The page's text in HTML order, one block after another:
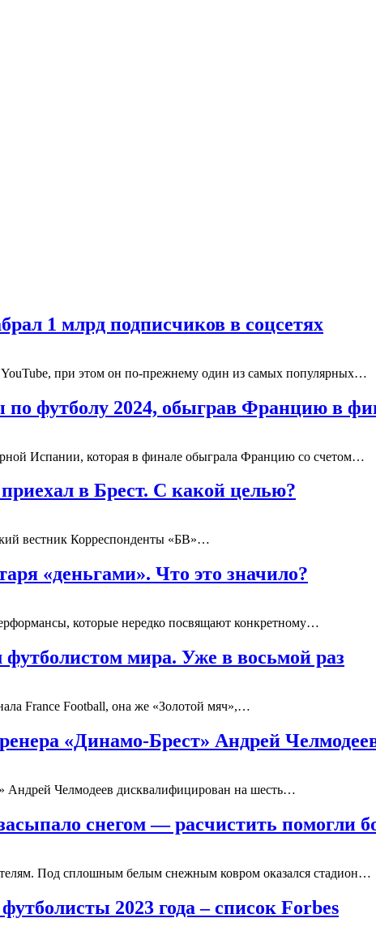
1 млрд подписчиков в соцсетях
YouTube, при этом он по-прежнему один из самых популярных…
футболу 2024, обыграв Францию в
Испании, которая в финале обыграла Францию со счетом…
в Брест. С какой целью?
вестник Корреспонденты «БВ»…
«деньгами». Что это значило?
которые нередко посвящают конкретному…
мира. Уже в восьмой раз
France Football, она же «Золотой мяч»,…
«Динамо-Брест» Андрей
Андрей Челмодеев дисквалифицирован на шесть…
снегом — расчистить помогли
Под сплошным белым снежным ковром оказался стадион…
2023 года – список Forbes